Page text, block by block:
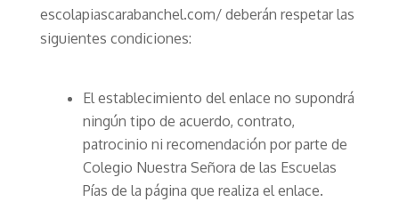
escolapiascarabanchel.com/ deberán respetar las
siguientes condiciones:
El establecimiento del enlace no supondrá
ningún tipo de acuerdo, contrato,
patrocinio ni recomendación por parte de
Colegio Nuestra Señora de las Escuelas
Pías de la página que realiza el enlace.